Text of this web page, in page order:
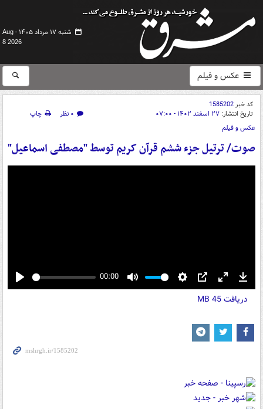
شنبه ۱۷ مرداد ۱۴۰۵ -
Aug
8 2026
عکس و فیلم
کد خبر1585202
تاریخ انتشار: ۲۷ اسفند ۱۴۰۲ - ۰۷:۰۰ ۰ نظر
چاپ
عکس و فیلم
صوت/ ترتیل جزء ششم قرآن کریم توسط "مصطفی اسماعیل"
Play
00:00
Mute Settings
PIP Enter
fullscreen
دریافت45 MB